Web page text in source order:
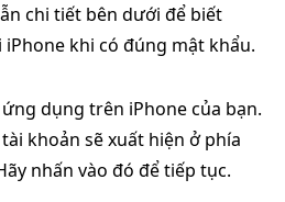
chi tiết bên dưới để biết
iPhone khi có đúng mật khẩu.
ứng dụng trên iPhone của bạn.
khoản sẽ xuất hiện ở phía
nhấn vào đó để tiếp tục.